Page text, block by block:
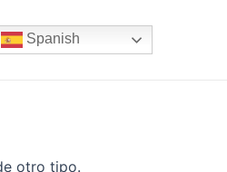
Spanish
otro tipo.